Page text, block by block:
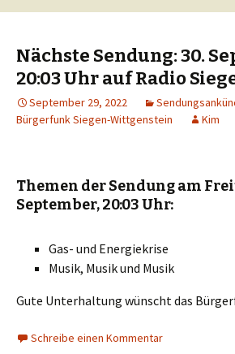
Nächste Sendung: 30.
20:03 Uhr auf Radio
September 29, 2022
Bürgerfunk Siegen-Wittgenstein
Kim
Themen der Sendung am
September, 20:03 Uhr:
Gas- und Energiekrise
Musik, Musik und Musik
Gute Unterhaltung wünscht das
Schreibe einen Kommentar